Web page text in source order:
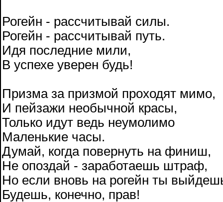
Рогейн - рассчитывай силы.
Рогейн - рассчитывай путь.
Идя последние мили,
В успехе уверен будь!
Призма за призмой проходят мимо,
И пейзажи необычной красы,
Только идут ведь неумолимо
Маленькие часы.
Думай, когда повернуть на финиш,
Не опоздай - заработаешь штраф,
Но если вновь на рогейн ты
Будешь, конечно, прав!